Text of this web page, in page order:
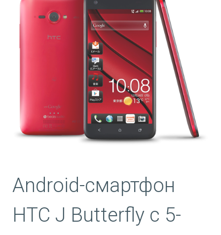
Android-смартфон
HTC J Butterfly с 5-